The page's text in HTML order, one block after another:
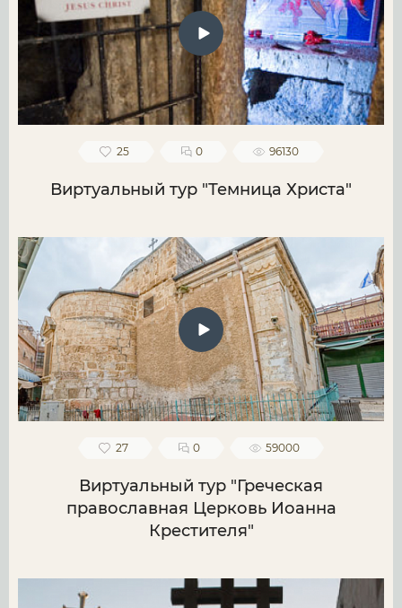
25 0 96130
Виртуальный тур "Темница Христа"
27 0 59000
Виртуальный тур "Греческая
православная Церковь Иоанна
Крестителя"